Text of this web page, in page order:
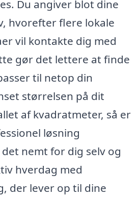
Du angiver blot dine
hvorefter flere lokale
vil kontakte dig med
gør det lettere at finde
til netop din
størrelsen på dit
af kvadratmeter, så er
løsning
nemt for dig selv og
hverdag med
der lever op til dine